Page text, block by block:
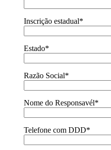
Inscrição estadual*
Estado*
Razão Social*
Nome do Responsavél*
Telefone com DDD*